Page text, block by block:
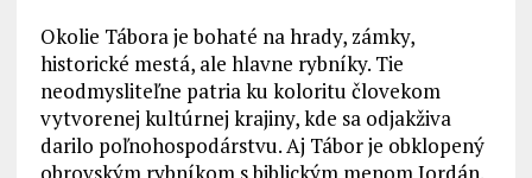
Okolie Tábora je bohaté na hrady, zámky,
historické mestá, ale hlavne rybníky. Tie
neodmysliteľne patria ku koloritu človekom
vytvorenej kultúrnej krajiny, kde sa odjakživa
darilo poľnohospodárstvu. Aj Tábor je obklopený